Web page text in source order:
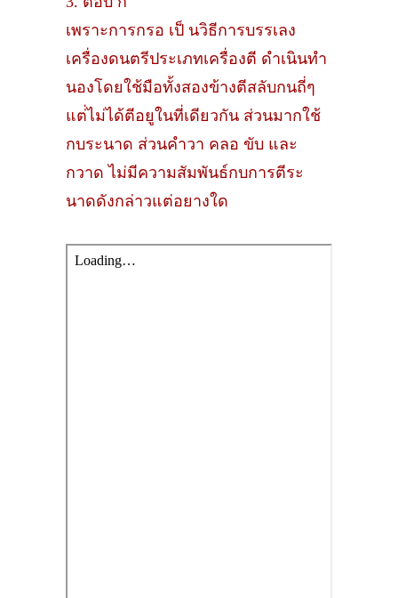
เพราะการกรอ เป็ นวิธีการบรรเลง
เครื่องดนตรีประเภทเครื่องตี ดําเนินทํา
นองโดยใช้มือทั้งสองข้างตีสลับกนถี่ๆ
แต่่ไม่ได้ตีอยูในที่เดียวกัน ส่วนมากใช้
กบระนาด ส่วนคําวา คลอ ขับ และ
กวาด ไม่มีความสัมพันธ์กบการตีระ
นาดดังกล่าวแต่อยางใด